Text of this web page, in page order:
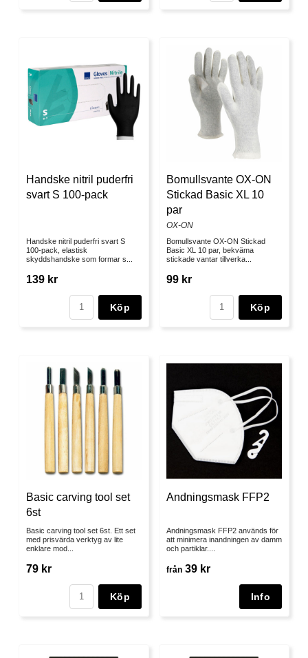
Handske nitril puderfri
svart S 100-pack
Handske nitril puderfri svart S
100-pack, elastisk
skyddshandske som formar s...
139 kr
Köp
Bomullsvante OX-ON
Stickad Basic XL 10
par
OX-ON
Bomullsvante OX-ON Stickad
Basic XL 10 par, bekväma
stickade vantar tillverka...
99 kr
Köp
Basic carving tool set
6st
Basic carving tool set 6st. Ett set
med prisvärda verktyg av lite
enklare mod...
79 kr
Köp
Andningsmask FFP2
Andningsmask FFP2 används för
att minimera inandningen av damm
och partiklar....
från 39 kr